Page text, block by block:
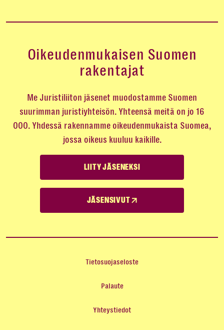
Oikeudenmukaisen Suomen
rakentajat
Me Juristiliiton jäsenet muodostamme Suomen
suurimman juristiyhteisön. Yhteensä meitä on jo 16
000. Yhdessä rakennamme oikeudenmukaista Suomea,
jossa oikeus kuuluu kaikille.
LIITY JÄSENEKSI
JÄSENSIVUT
Tietosuojaseloste
Palaute
Yhteystiedot